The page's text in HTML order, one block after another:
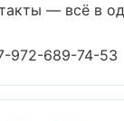
— всё в
972-689-74-53